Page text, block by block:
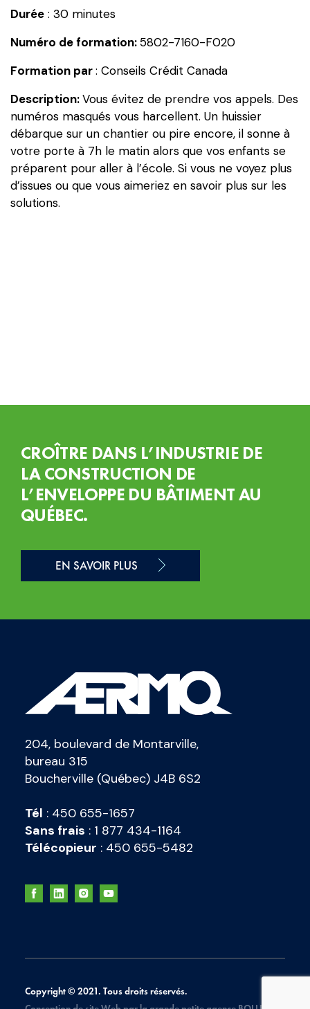
Conseils
Canada
Durée : 30 minutes
Numéro de formation:5802-7160-F020
Formation par: Conseils Crédit Canada
Description:Vous évitez de prendre vos appels. Des
numéros masqués vous harcellent. Un huissier
débarque sur un chantier ou pire encore, il sonne à
votre porte à 7h le matin alors que vos enfants se
préparent pour aller à l’école. Si vous ne voyez plus
d’issues ou que vous aimeriez en savoir plus sur les
solutions.
CROÎTRE DANS L’INDUSTRIE DE
LA CONSTRUCTION DE
L’ENVELOPPE DU BÂTIMENT AU
QUÉBEC.
EN SAVOIR PLUS
204, boulevard de Montarville,
bureau 315
Boucherville (Québec) J4B 6S2
Tél : 450 655-1657
Sans frais : 1 877 434-1164
Télécopieur : 450 655-5482
Copyright © 2021. Tous droits réservés.